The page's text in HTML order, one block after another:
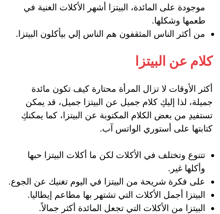
موجودة على المائدة، البيتزا أشهر الأكلات الغنية في
طعمها وشكلها.
من أكثر الناس المثقفون هم الناس إلي بيأكلون البيتزا.
كلام عن البيتزا
أكثر الأوقات لا تزال المرأة محتارة كيف تكون مائدة
جميلة، لذا إليكِ كلام جميل عن البيتزا جميل، قد يمكن
تستفيدِ من بعض الكلام المكتوبة عن البيتزا، كما يمكنكِ
كتابتها على أستوري الواتس آب.
تتنوع وتختلف في الأكلات لكن ما أكلات البيتزا حبها
وأكلها غير.
على فكرة شريحة من البيتزا في اليوم تغنيك عن الجوع.
البيتزا أجمل الأكلات التي تشتهر بها مطاعم إيطاليا.
البيتزا من الأكلات التي تجعل المائدة أكثر جمالاً.